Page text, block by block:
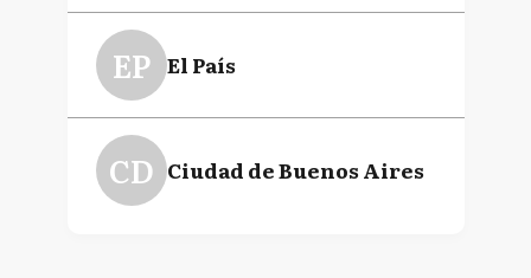
EP El País
CD Ciudad de Buenos Aires